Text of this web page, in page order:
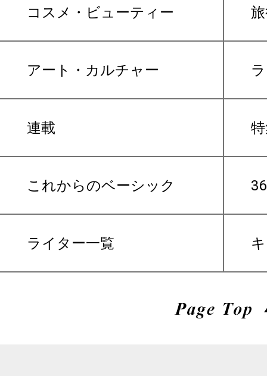
コスメ・ビューティー
アート・カルチャー
連載
これからのベーシック
ライター一覧